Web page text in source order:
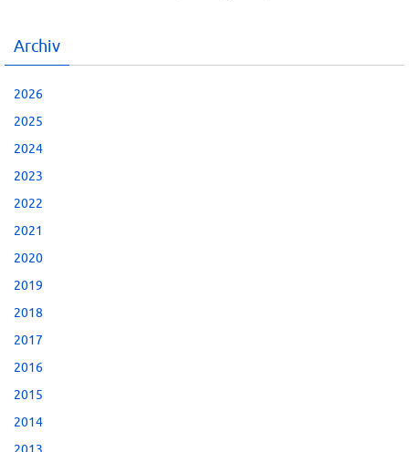
Archiv
2026
2025
2024
2023
2022
2021
2020
2019
2018
2017
2016
2015
2014